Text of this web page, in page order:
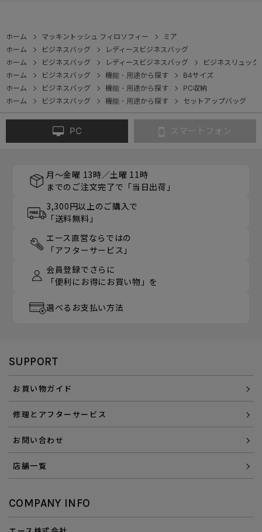
ホーム マッキントッシュ フィロソフィー
ミア
ホーム
ビジネスバッグ
レディースビジネスバッグ
ホーム
ビジネスバッグ レディースビジネスバッグ
ビジネスリュック
ホーム
ビジネスバッグ 機能・用途から探す
B4サイズ
ホーム
ビジネスバッグ 機能・用途から探す
PC収納
ホーム
ビジネスバッグ 機能・用途から探す セットアップバッグ
PC スマートフォン
月～金曜 13時／土曜 11時
までのご注文完了で「当日出荷」
3,300円以上のご購入で
「送料無料」
エース直営ならではの
「アフターサービス」
会員登録でさらに
「便利にお得にお買い物」を
選べるお支払い方法
SUPPORT
お買い物ガイド
修理とアフターサービス
お問い合わせ
店舗一覧
COMPANY INFO